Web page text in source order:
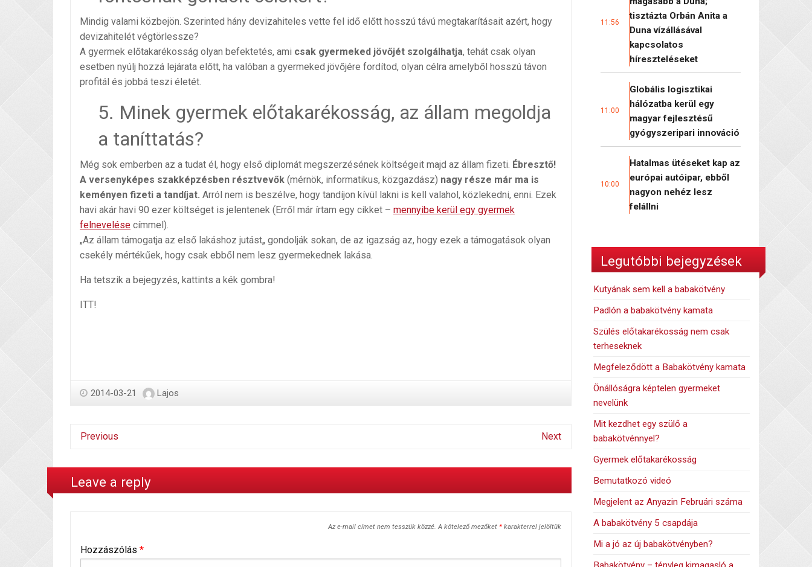
Mindig valami közbejön. Szerinted hány devizahiteles vette fel idő előtt hosszú távú megtakarításait azért, hogy
devizahitelét végtörlessze?
A gyermek előtakarékosság olyan befektetés, ami csak gyermeked jövőjét szolgálhatja, tehát csak olyan
esetben nyúlj hozzá lejárata előtt, ha valóban a gyermeked jövőjére fordítod, olyan célra amelyből hosszú távon
profitál és jobbá teszi életét.
5. Minek gyermek előtakarékosság, az állam megoldja
a taníttatás?
Még sok emberben az a tudat él, hogy első diplomát megszerzésének költségeit majd az állam fizeti. Ébresztő!
A versenyképes szakképzésben résztvevők (mérnök, informatikus, közgazdász) nagy része már ma is
keményen fizeti a tandíjat. Arról nem is beszélve, hogy tandíjon kívül lakni is kell valahol, közlekedni, enni. Ezek
havi akár havi 90 ezer költséget is jelentenek (Erről már írtam egy cikket – mennyibe kerül egy gyermek
felnevelése címmel).
„Az állam támogatja az első lakáshoz jutást„ gondolják sokan, de az igazság az, hogy ezek a támogatások olyan
csekély mértékűek, hogy csak ebből nem lesz gyermekednek lakása.
Ha tetszik a bejegyzés, kattints a kék gombra!
ITT!
2014-03-21 Lajos
Previous Next
Leave a reply
Az e-mail címet nem tesszük közzé. A kötelező mezőket *karakterrel jelöltük
Hozzászólás *
11:56
tisztázta Orbán Anita a
Duna vízállásával
kapcsolatos
híreszteléseket
11:00
Globális logisztikai
hálózatba kerül egy
magyar fejlesztésű
gyógyszeripari innováció
10:00
Hatalmas ütéseket kap az
európai autóipar, ebből
nagyon nehéz lesz
felállni
Legutóbbi bejegyzések
Kutyának sem kell a babakötvény
Padlón a babakötvény kamata
Szülés előtakarékosság nem csak
terheseknek
Megfeleződött a Babakötvény kamata
Önállóságra képtelen gyermeket
nevelünk
Mit kezdhet egy szülő a
babakötvénnyel?
Gyermek előtakarékosság
Bemutatkozó videó
Megjelent az Anyazin Februári száma
A babakötvény 5 csapdája
Mi a jó az új babakötvényben?